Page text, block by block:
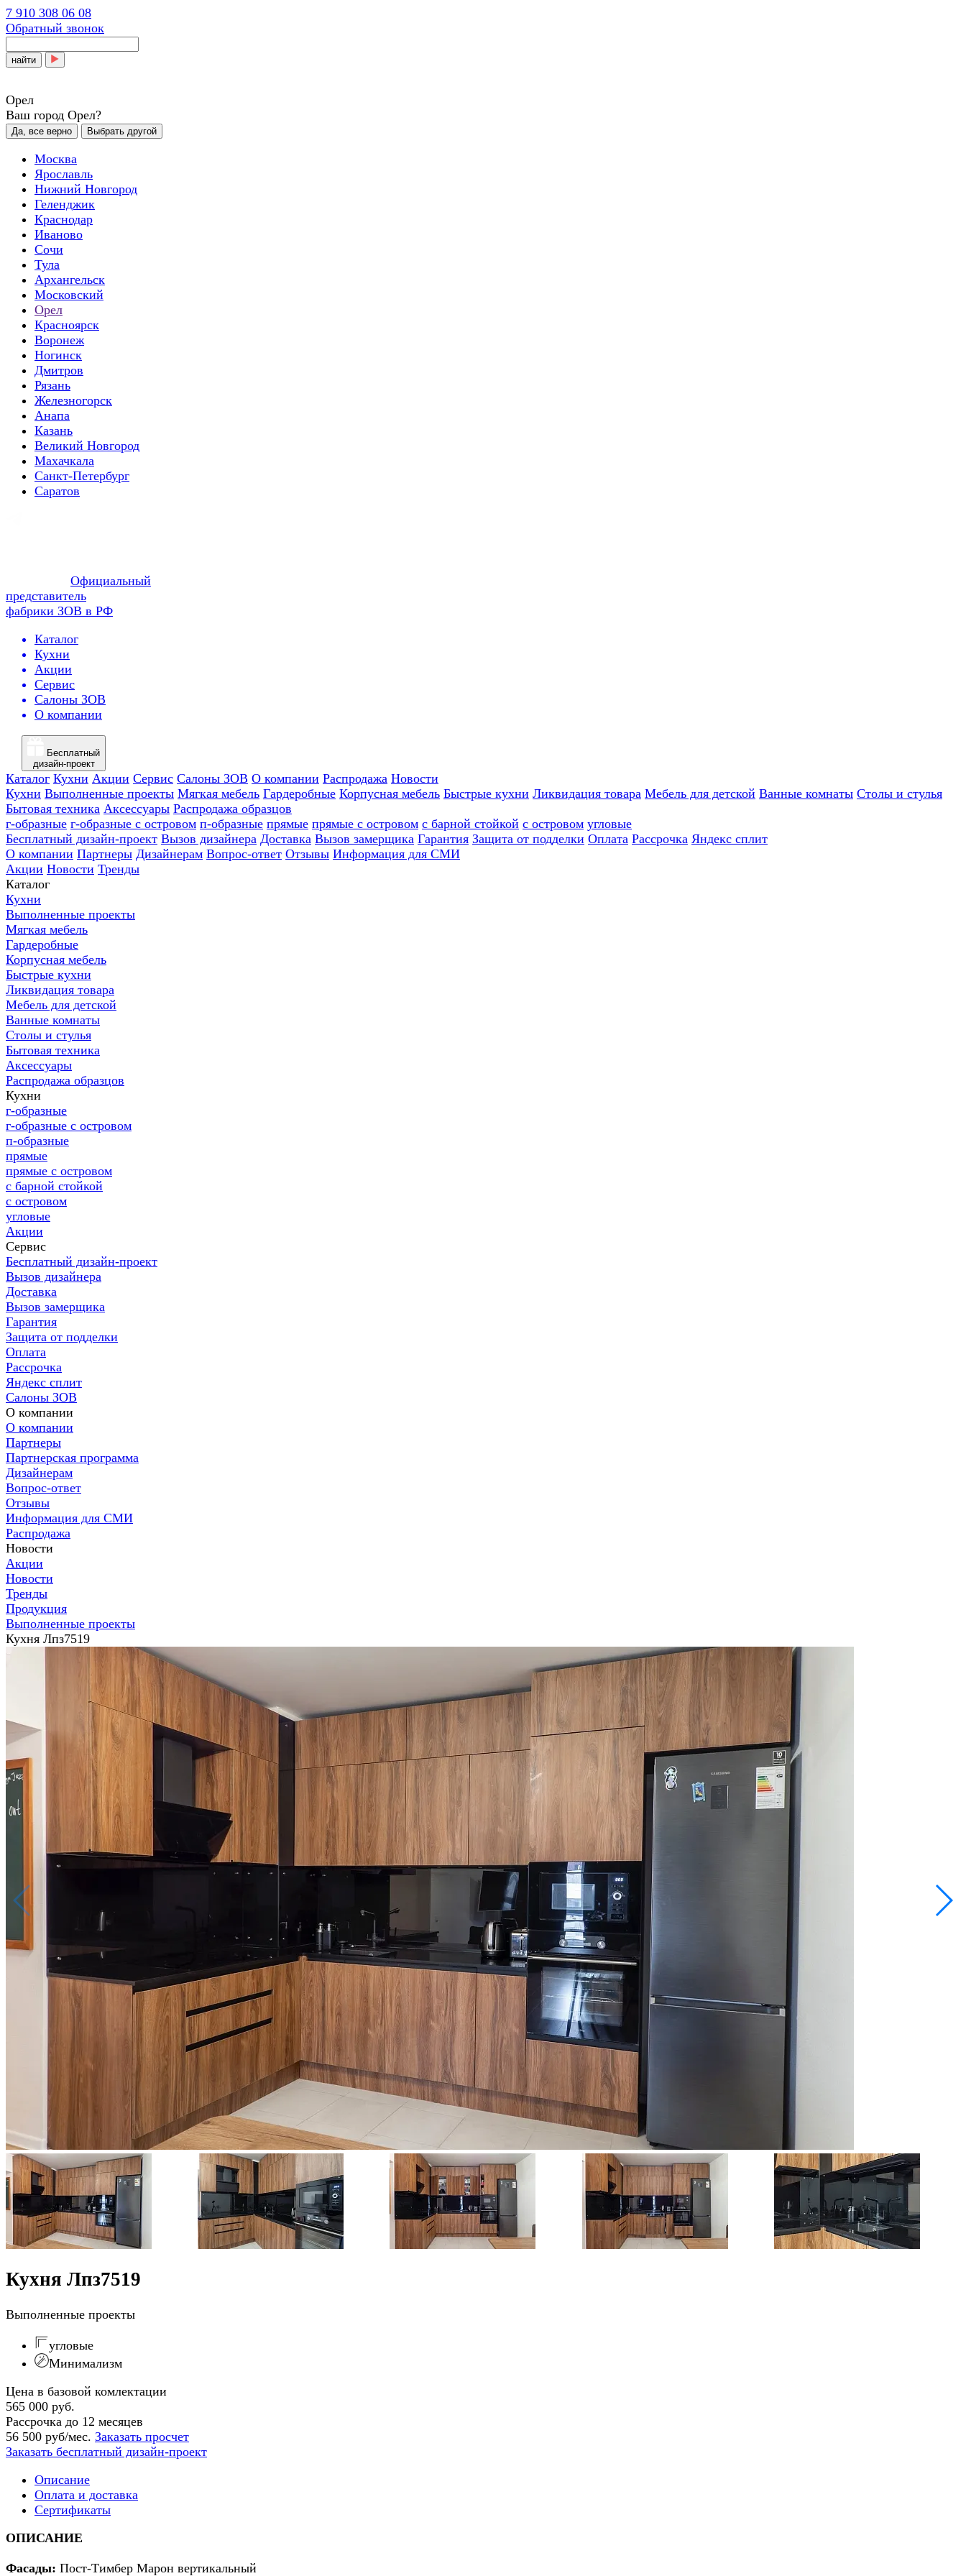
7 910 308 06 08
Обратный звонок
найти
Орел
Ваш город Орел?
Да, все верно Выбрать другой
Москва
Ярославль
Нижний Новгород
Геленджик
Краснодар
Иваново
Сочи
Тула
Архангельск
Московский
Орел
Красноярск
Воронеж
Ногинск
Дмитров
Рязань
Железногорск
Анапа
Казань
Великий Новгород
Махачкала
Санкт-Петербург
Саратов
Официальный
представитель
фабрики ЗОВ в РФ
Каталог
Кухни
Акции
Сервис
Салоны ЗОВ
О компании
Бесплатный
дизайн-проект
Каталог Кухни Акции Сервис Салоны ЗОВ О компании Распродажа Новости
Кухни Выполненные проекты Мягкая мебель Гардеробные Корпусная мебель Быстрые кухни Ликвидация товара Мебель для детской Ванные комнаты Столы и стулья
Бытовая техника Аксессуары Распродажа образцов
г-образные г-образные с островом п-образные прямые прямые с островом с барной стойкой с островом угловые
Бесплатный дизайн-проект Вызов дизайнера Доставка Вызов замерщика Гарантия Защита от подделки Оплата Рассрочка Яндекс сплит
О компании Партнеры Дизайнерам Вопрос-ответ Отзывы Информация для СМИ
Акции Новости Тренды
Каталог
Кухни
Выполненные проекты
Мягкая мебель
Гардеробные
Корпусная мебель
Быстрые кухни
Ликвидация товара
Мебель для детской
Ванные комнаты
Столы и стулья
Бытовая техника
Аксессуары
Распродажа образцов
Кухни
г-образные
г-образные с островом
п-образные
прямые
прямые с островом
с барной стойкой
с островом
угловые
Акции
Сервис
Бесплатный дизайн-проект
Вызов дизайнера
Доставка
Вызов замерщика
Гарантия
Защита от подделки
Оплата
Рассрочка
Яндекс сплит
Салоны ЗОВ
О компании
О компании
Партнеры
Партнерская программа
Дизайнерам
Вопрос-ответ
Отзывы
Информация для СМИ
Распродажа
Новости
Акции
Новости
Тренды
Продукция
Выполненные проекты
Кухня Лпз7519
Кухня Лпз7519
Выполненные проекты
угловые
Минимализм
Цена в базовой комлектации
565 000 руб.
Рассрочка до 12 месяцев
56 500 руб/мес. Заказать просчет
Заказать бесплатный дизайн-проект
Описание
Оплата и доставка
Сертификаты
ОПИСАНИЕ
Фасады: Пост-Тимбер Марон вертикальный